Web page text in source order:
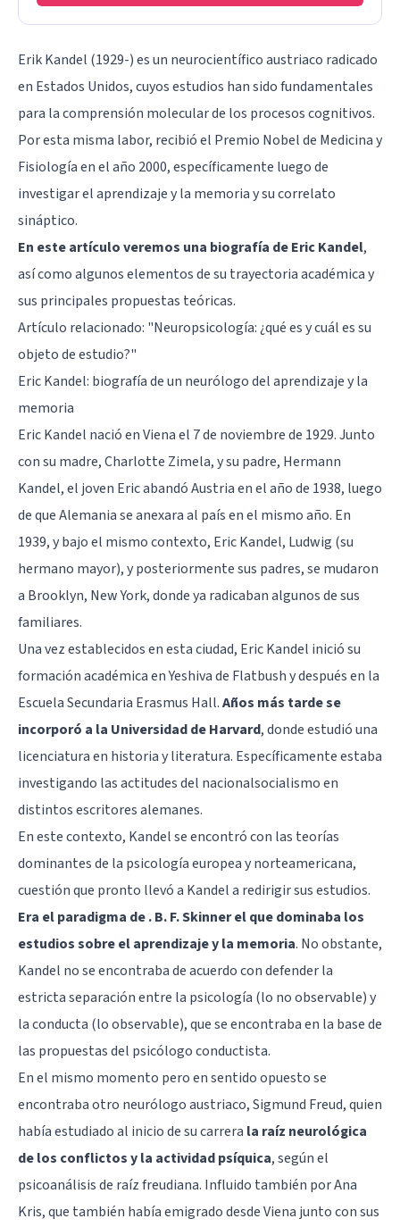
Erik Kandel (1929-) es un neurocientífico austriaco radicado
en Estados Unidos, cuyos estudios han sido fundamentales
para la comprensión molecular de los procesos cognitivos.
Por esta misma labor, recibió el Premio Nobel de Medicina y
Fisiología en el año 2000, específicamente luego de
investigar el aprendizaje y la memoria y su correlato
sináptico.
En este artículo veremos una biografía de Eric Kandel,
así como algunos elementos de su trayectoria académica y
sus principales propuestas teóricas.
Artículo relacionado: "Neuropsicología: ¿qué es y cuál es su
objeto de estudio?"
Eric Kandel: biografía de un neurólogo del aprendizaje y la
memoria
Eric Kandel nació en Viena el 7 de noviembre de 1929. Junto
con su madre, Charlotte Zimela, y su padre, Hermann
Kandel, el joven Eric abandó Austria en el año de 1938, luego
de que Alemania se anexara al país en el mismo año. En
1939, y bajo el mismo contexto, Eric Kandel, Ludwig (su
hermano mayor), y posteriormente sus padres, se mudaron
a Brooklyn, New York, donde ya radicaban algunos de sus
familiares.
Una vez establecidos en esta ciudad, Eric Kandel inició su
formación académica en Yeshiva de Flatbush y después en la
Escuela Secundaria Erasmus Hall.Años más tarde se
incorporó a la Universidad de Harvard, donde estudió una
licenciatura en historia y literatura. Específicamente estaba
investigando las actitudes del nacionalsocialismo en
distintos escritores alemanes.
En este contexto, Kandel se encontró con las teorías
dominantes de la psicología europea y norteamericana,
cuestión que pronto llevó a Kandel a redirigir sus estudios.
Era el paradigma de . B. F. Skinner el que dominaba los
estudios sobre el aprendizaje y la memoria. No obstante,
Kandel no se encontraba de acuerdo con defender la
estricta separación entre la psicología (lo no observable) y
la conducta (lo observable), que se encontraba en la base de
las propuestas del psicólogo conductista.
En el mismo momento pero en sentido opuesto se
encontraba otro neurólogo austriaco,Sigmund Freud, quien
había estudiado al inicio de su carrera la raíz neurológica
de los conflictos y la actividad psíquica, según el
psicoanálisis de raíz freudiana. Influido también por Ana
Kris, que también había emigrado desde Viena junto con sus